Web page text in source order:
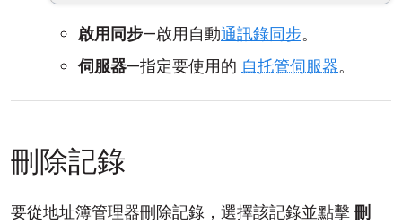
啟用同步—啟用自動通訊錄同步。
伺服器—指定要使用的 自托管伺服器。
刪除記錄
要從地址簿管理器刪除記錄，選擇該記錄並點擊 刪